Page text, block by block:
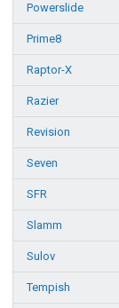
Powerslide
Prime8
Raptor-X
Razier
Revision
Seven
SFR
Slamm
Sulov
Tempish